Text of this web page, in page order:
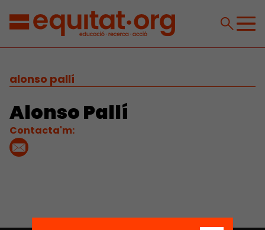
alonso pallí
Alonso Pallí
Contacta'm: